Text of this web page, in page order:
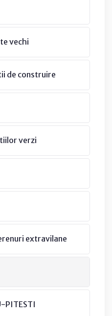
vechi
de construire
verzi
extravilane
PITESTI